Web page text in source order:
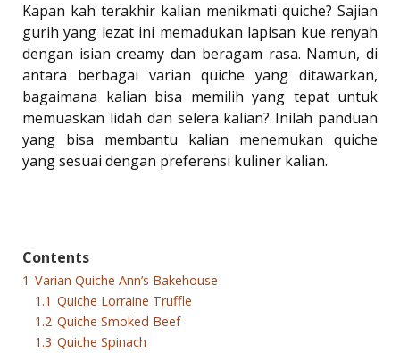
Kapan kah terakhir kalian menikmati quiche? Sajian
gurih yang lezat ini memadukan lapisan kue renyah
dengan isian creamy dan beragam rasa. Namun, di
antara berbagai varian quiche yang ditawarkan,
bagaimana kalian bisa memilih yang tepat untuk
memuaskan lidah dan selera kalian? Inilah panduan
yang bisa membantu kalian menemukan quiche
yang sesuai dengan preferensi kuliner kalian.
Contents
1 Varian Quiche Ann’s Bakehouse
1.1 Quiche Lorraine Truffle
1.2 Quiche Smoked Beef
1.3 Quiche Spinach